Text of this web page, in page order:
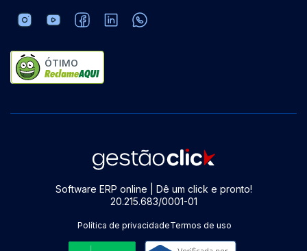
ÓTIMO
Software ERP online | Dê um click e pronto!
20.215.683/0001-01
Política de privacidadeTermos de uso